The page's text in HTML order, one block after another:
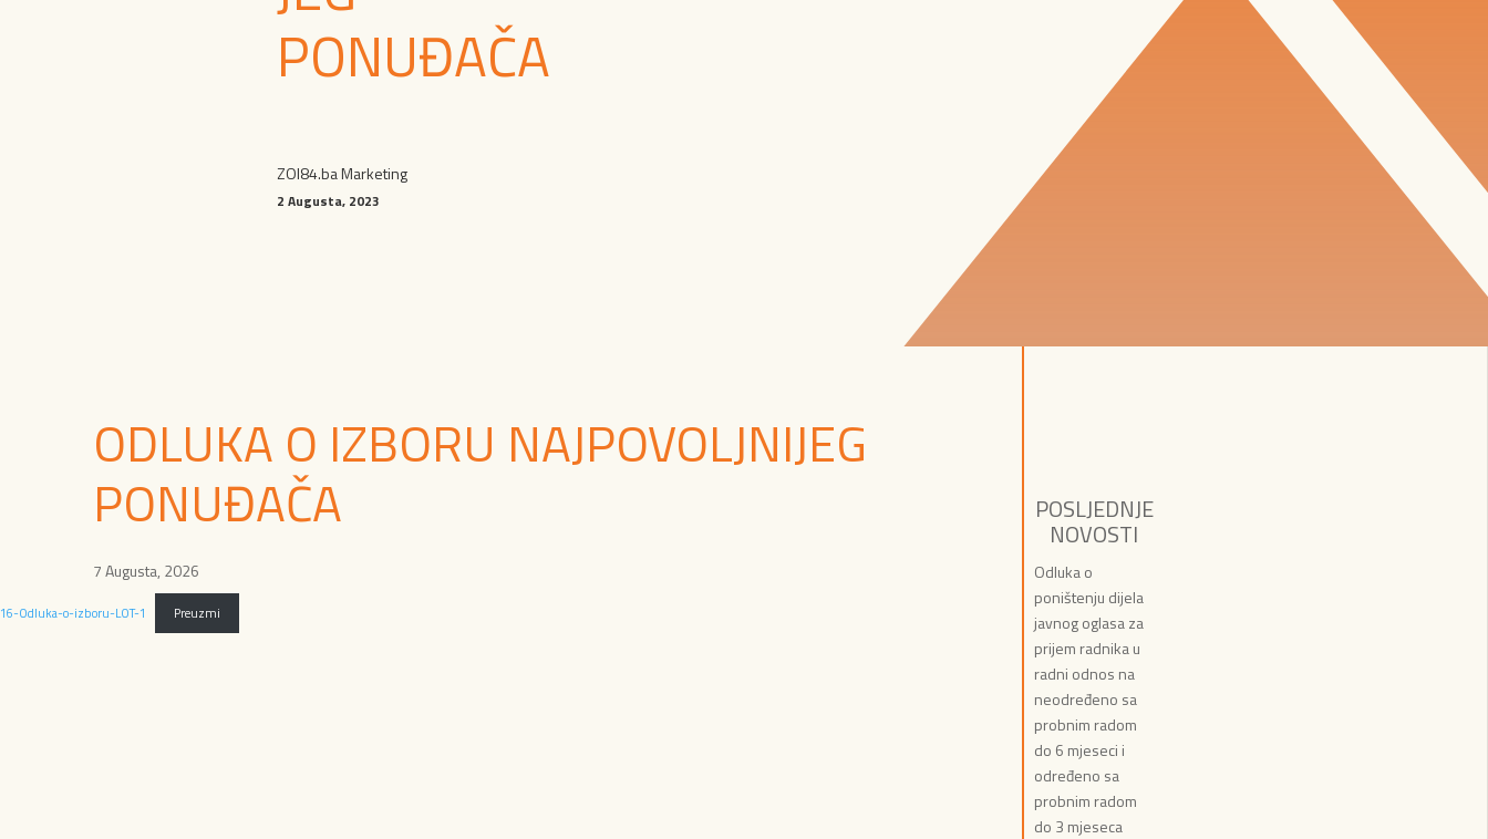
PONUĐAČA
ZOI84.ba Marketing
2 Augusta, 2023
ODLUKA O IZBORU NAJPOVOLJNIJEG
PONUĐAČA
7 Augusta, 2026
16-Odluka-o-izboru-LOT-1 Preuzmi
POSLJEDNJE
NOVOSTI
Odluka o
poništenju dijela
javnog oglasa za
prijem radnika u
radni odnos na
neodređeno sa
probnim radom
do 6 mjeseci i
određeno sa
probnim radom
do 3 mjeseca